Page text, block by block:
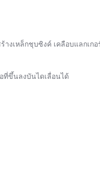
งเหล็กชุบซิงค์ เคลือบแลกเ
ที่ขึ้นลงบันไดเลื่อนได้